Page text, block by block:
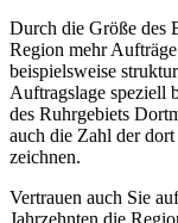
Durch die Größe des
Region mehr
beispielsweise
Auftragslage speziell
des Ruhrgebiets
auch die Zahl der
zeichnen.
Vertrauen auch Sie
Jahrzehnten die